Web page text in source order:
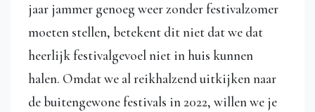
jaar jammer genoeg weer zonder festivalzomer
moeten stellen, betekent dit niet dat we dat
heerlijk festivalgevoel niet in huis kunnen
halen. Omdat we al reikhalzend uitkijken naar
de buitengewone festivals in 2022, willen we je